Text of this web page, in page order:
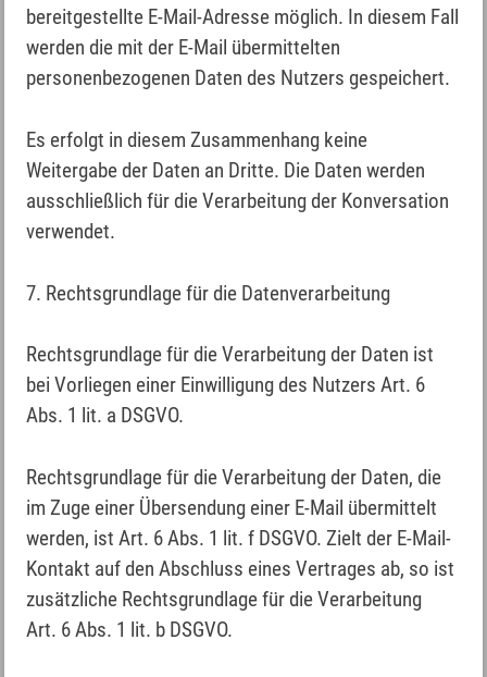
bereitgestellte E-Mail-Adresse möglich. In diesem Fall
werden die mit der E-Mail übermittelten
personenbezogenen Daten des Nutzers gespeichert.
Es erfolgt in diesem Zusammenhang keine
Weitergabe der Daten an Dritte. Die Daten werden
ausschließlich für die Verarbeitung der Konversation
verwendet.
7. Rechtsgrundlage für die Datenverarbeitung
Rechtsgrundlage für die Verarbeitung der Daten ist
bei Vorliegen einer Einwilligung des Nutzers Art. 6
Abs. 1 lit. a DSGVO.
Rechtsgrundlage für die Verarbeitung der Daten, die
im Zuge einer Übersendung einer E-Mail übermittelt
werden, ist Art. 6 Abs. 1 lit. f DSGVO. Zielt der E-Mail-
Kontakt auf den Abschluss eines Vertrages ab, so ist
zusätzliche Rechtsgrundlage für die Verarbeitung
Art. 6 Abs. 1 lit. b DSGVO.